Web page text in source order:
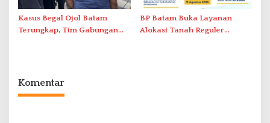
Kasus Begal Ojol Batam
Terungkap, Tim Gabungan
BP Batam Buka Layanan
Alokasi Tanah Reguler
Komentar